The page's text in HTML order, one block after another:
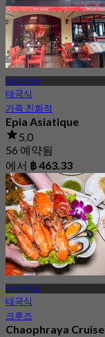
아시아티크
태국식
가족 친화적
Epia Asiatique
5.0
56 예약됨
에서 ฿ 463.33
아시아티크
태국식
크루즈
Chaophraya Cruise